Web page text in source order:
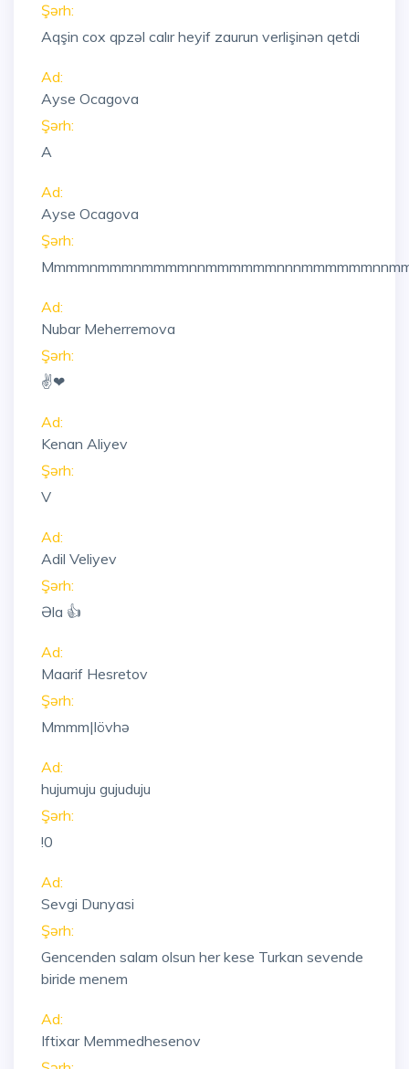
Şərh:
Aqşin cox qpzəl calır heyif zaurun verlişinən qetdi
Ad:
Ayse Ocagova
Şərh:
A
Ad:
Ayse Ocagova
Şərh:
Ad:
Nubar Meherremova
Şərh:
✌❤
Ad:
Kenan Aliyev
Şərh:
V
Ad:
Adil Veliyev
Şərh:
Əla 👍
Ad:
Maarif Hesretov
Şərh:
Mmmm|lövhə
Ad:
hujumuju gujuduju
Şərh:
!0
Ad:
Sevgi Dunyasi
Şərh:
Gencenden salam olsun her kese Turkan sevende
biride menem
Ad:
Iftixar Memmedhesenov